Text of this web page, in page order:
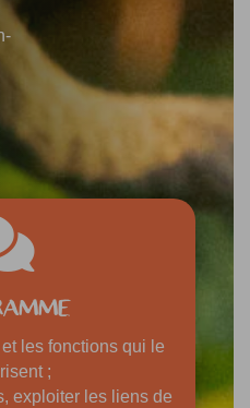
les fonctions qui le
;
exploiter les liens de